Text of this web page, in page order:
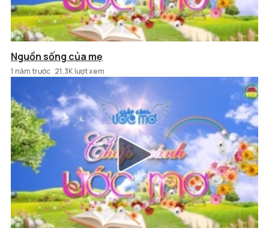
Nguồn sống của mẹ
1 năm trước 21.3K lượt xem